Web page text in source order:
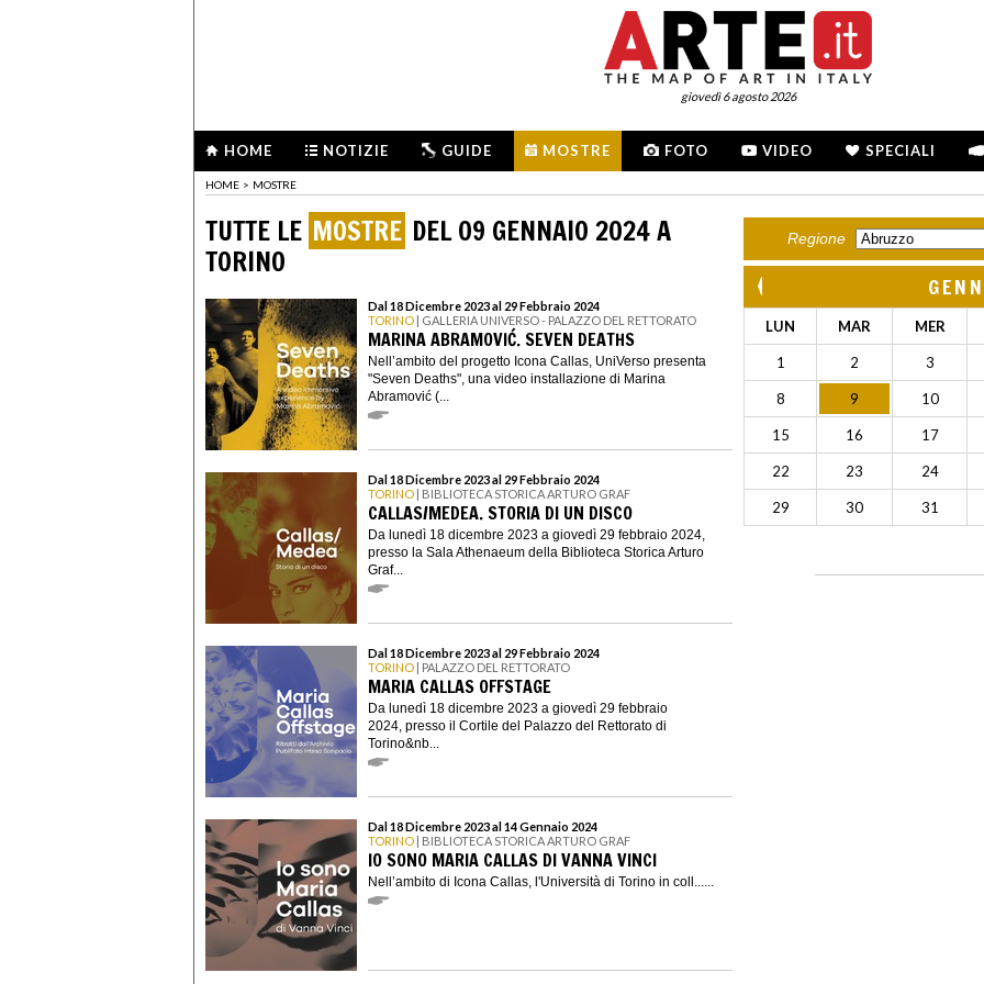
giovedì 6 agosto 2026
HOME NOTIZIE GUIDE MOSTRE FOTO VIDEO SPECIALI
HOME > MOSTRE
TUTTE LE MOSTRE DEL 09 GENNAIO 2024 A
TORINO
Dal 18 Dicembre 2023 al 29 Febbraio 2024
TORINO | GALLERIA UNIVERSO - PALAZZO DEL RETTORATO
MARINA ABRAMOVIĆ. SEVEN DEATHS
Nell’ambito del progetto Icona Callas, UniVerso presenta
"Seven Deaths", una video installazione di Marina
Abramović (...
Dal 18 Dicembre 2023 al 29 Febbraio 2024
TORINO | BIBLIOTECA STORICA ARTURO GRAF
CALLAS/MEDEA. STORIA DI UN DISCO
Da lunedì 18 dicembre 2023 a giovedì 29 febbraio 2024,
presso la Sala Athenaeum della Biblioteca Storica Arturo
Graf...
Dal 18 Dicembre 2023 al 29 Febbraio 2024
TORINO | PALAZZO DEL RETTORATO
MARIA CALLAS OFFSTAGE
Da lunedì 18 dicembre 2023 a giovedì 29 febbraio
2024, presso il Cortile del Palazzo del Rettorato di
Torino&nb...
Dal 18 Dicembre 2023 al 14 Gennaio 2024
TORINO | BIBLIOTECA STORICA ARTURO GRAF
IO SONO MARIA CALLAS DI VANNA VINCI
Nell’ambito di Icona Callas, l'Università di Torino in coll......
Regione
LUN MAR MER
1 2 3
8 9 10
15 16 17
22 23 24
29 30 31